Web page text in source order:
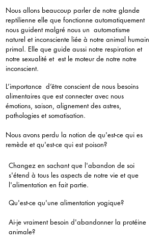
Nous allons beaucoup parler de notre glande
reptilienne elle que fonctionne automatiquement
nous guident malgré nous un automatisme
naturel et inconsciente liée à notre animal humain
primal. Elle que guide aussi notre respiration et
notre sexualité et est le moteur de notre notre
inconscient.
L’importance d’être conscient de nous besoins
alimentaires que est connecter avec nous
émotions, saison, alignement des astres,
pathologies et somatisation.
Nous avons perdu la notion de qu'est-ce qui es
remède et qu'est-ce qui est poison?
Changez en sachant que l'abandon de soi
s'étend à tous les aspects de notre vie et que
l'alimentation en fait partie.
Qu'est-ce qu'une alimentation yogique?
Ai-je vraiment besoin d'abandonner la protéine
animale?